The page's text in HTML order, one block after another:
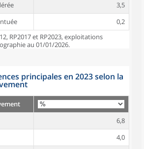
3,5
0,2
RP2017 et RP2023, exploitations
au 01/01/2026.
principales en 2023 selon la
6,8
4,0